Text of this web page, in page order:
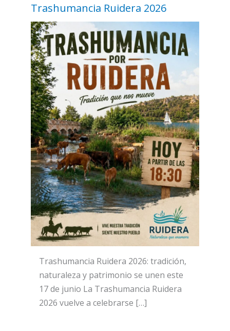
Trashumancia Ruidera 2026
Trashumancia Ruidera 2026: tradición,
naturaleza y patrimonio se unen este
17 de junio La Trashumancia Ruidera
2026 vuelve a celebrarse […]